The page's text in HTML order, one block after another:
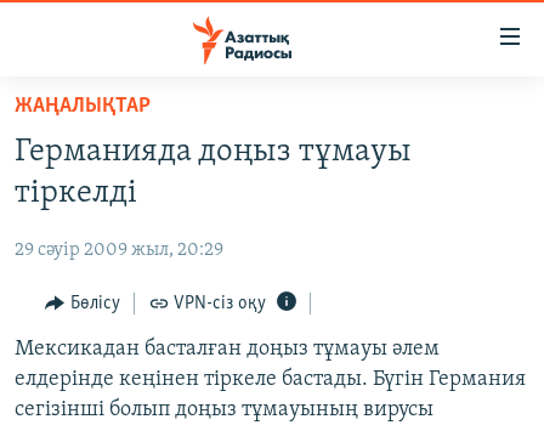
Skip
main
content
Skip
to
Navigation
Skip
to
Search
САЯСАТ
AZATTYQTV
ҚАҢТАР ОҚИҒАСЫ
АДАМ ҚҰҚЫҚТАРЫ
ӘЛЕУМЕТ
ӘЛЕМ
ЖАҢАЛЫҚТАР
Германияда доңыз тұмауы
тіркелді
29 сәуір 2009 жыл, 20:29
Бөлісу VPN-сіз оқу
Мексикадан басталған доңыз тұмауы әлем
елдерінде кеңінен тіркеле бастады. Бүгін Германия
сегізінші болып доңыз тұмауының вирусы